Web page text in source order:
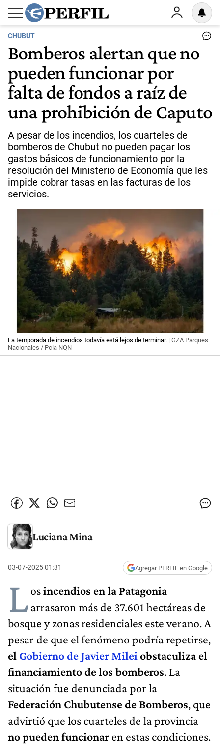
CHUBUT
Bomberos alertan que no
pueden funcionar por
falta de fondos a raíz de
una prohibición de Caputo
A pesar de los incendios, los cuarteles de
bomberos de Chubut no pueden pagar los
gastos básicos de funcionamiento por la
resolución del Ministerio de Economía que les
impide cobrar tasas en las facturas de los
servicios.
La temporada de incendios todavía está lejos de terminar. | GZA Parques
Nacionales / Pcia NQN
Luciana Mina
03-07-2025 01:31 Agregar PERFIL en Google
Losincendios en la Patagonia
arrasaron más de 37.601 hectáreas de
bosque y zonas residenciales este verano. A
pesar de que el fenómeno podría repetirse,
el Gobierno de Javier Milei obstaculiza el
financiamiento de los bomberos. La
situación fue denunciada por la
Federación Chubutense de Bomberos, que
advirtió que los cuarteles de la provincia
no pueden funcionar en estas condiciones.